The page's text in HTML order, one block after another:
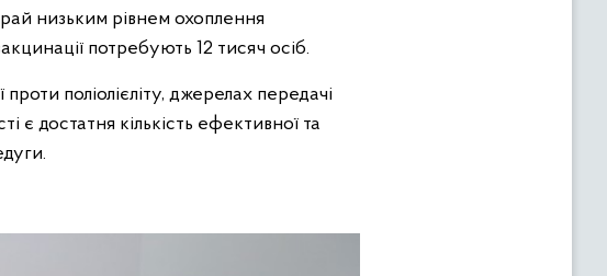
низьким рівнем охоплення
потребують 12 тисяч осіб.
поліолієліту, джерелах передачі
є достатня кількість ефективної та